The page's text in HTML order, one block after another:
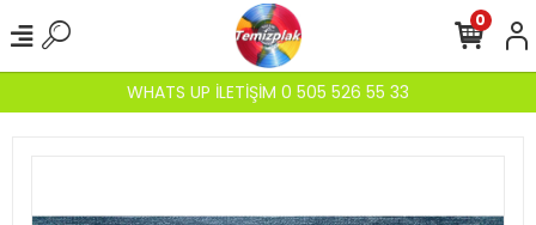
WHATS UP İLETİŞİM 0 505 526 55 33
0